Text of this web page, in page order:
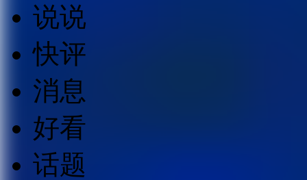
说说
快评
消息
好看
话题